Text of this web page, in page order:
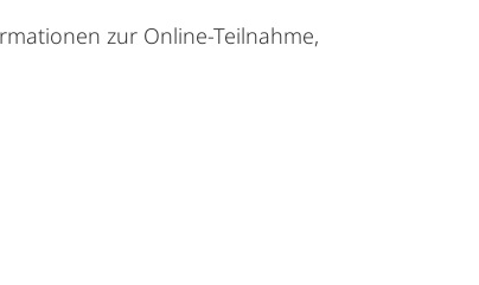
zur Online-Teilnahme,